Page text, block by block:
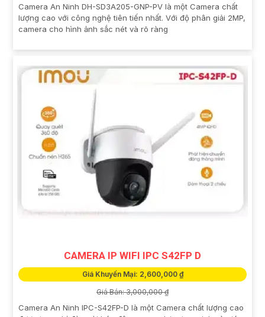
Camera An Ninh DH-SD3A205-GNP-PV là một Camera chất
lượng cao với công nghệ tiên tiến nhất. Với độ phân giải 2MP,
camera cho hình ảnh sắc nét và rõ ràng
CAMERA IP WIFI IPC S42FP D
Giá Khuyến Mại: 2,600,000 ₫
Giá Bán: 3,000,000 ₫
Camera An Ninh IPC-S42FP-D là một Camera chất lượng cao